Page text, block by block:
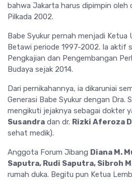
bahwa Jakarta harus dipimpin oleh
Pilkada 2002.
Babe Syukur pernah menjadi Ketua
Betawi periode 1997-2002. Ia aktif
Pengkajian dan Pengembangan
Budaya sejak 2014.
Dari pernikahannya, ia dikaruniai
Generasi Babe Syukur dengan Dra.
mengikuti jejaknya sebagai dokter
Susandra dan dr. Rizki Aferoza
sehat medik).
Anggota Forum Jibang Diana M.
Saputra, Rudi Saputra, Sibroh
rumah duka. Begitu pun Ketua